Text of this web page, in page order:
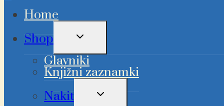
Home
Shop
PREKLAPLJANJE
MENIJA
Glavniki
Knjižni zaznamki
Nakit
PREKLAPLJANJE